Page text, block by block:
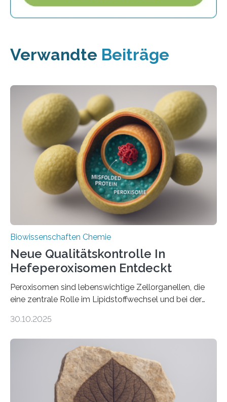
Verwandte Beiträge
Biowissenschaften Chemie
Neue Qualitätskontrolle In
Hefeperoxisomen Entdeckt
Peroxisomen sind lebenswichtige Zellorganellen, die
eine zentrale Rolle im Lipidstoffwechsel und bei der
erfüllen können, müssen zahlreiche Enzyme präzise in
der Ruhr-Universität Bochum um Prof. Dr. Ralf Erdmann
und Dr. Ismaila Francis Yusuf hat nun einen bislang
unbekannten Qualitätskontrollmechanismus des
peroxisomalen Proteintransports in der Bäckerhefe
Saccharomyces cerevisiae entdeckt, der für die
30.10.2025